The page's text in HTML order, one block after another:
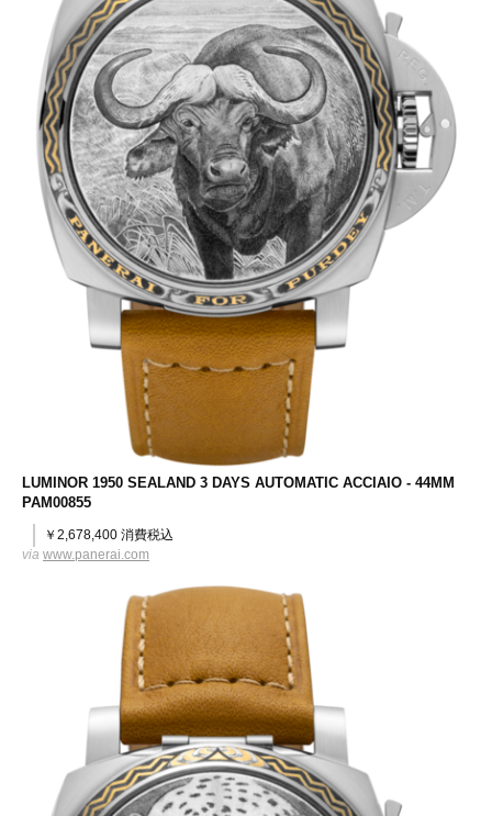
LUMINOR 1950 SEALAND 3 DAYS AUTOMATIC ACCIAIO - 44MM
PAM00855
￥2,678,400 消費税込
via www.panerai.com